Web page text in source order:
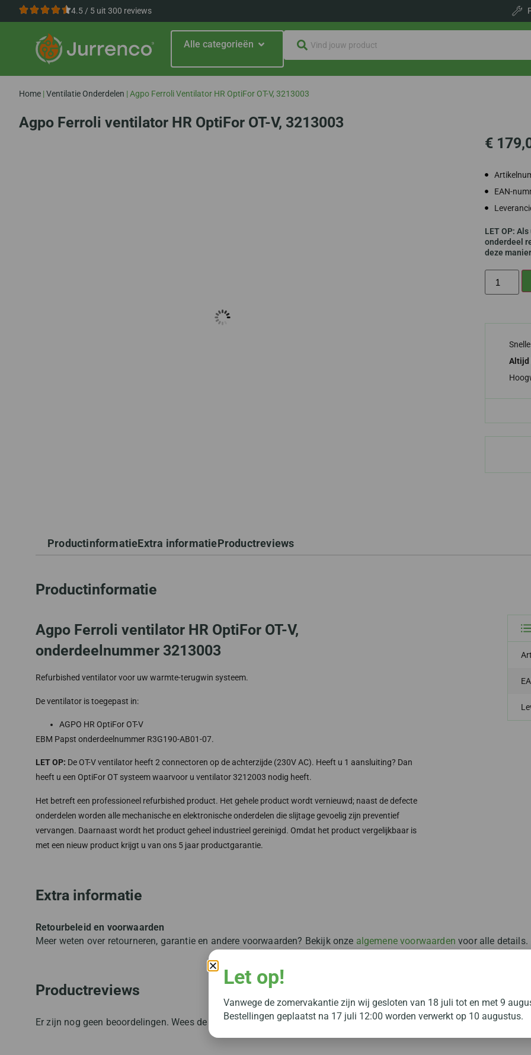
4.5 / 5 uit 300 reviews
Alle categorieën
Home | Ventilatie Onderdelen | Agpo Ferroli Ventilator HR OptiFor OT-V, 3213003
Agpo Ferroli ventilator HR OptiFor OT-V, 3213003
€
EAN-
LET OP:
onderdeel
deze
Altijd
ProductinformatieExtra informatieProductreviews
Productinformatie
Agpo Ferroli ventilator HR OptiFor OT-V,
onderdeelnummer 3213003
Refurbished ventilator voor uw warmte-terugwin systeem.
De ventilator is toegepast in:
AGPO HR OptiFor OT-V
EBM Papst onderdeelnummer R3G190-AB01-07.
LET OP: De OT-V ventilator heeft 2 connectoren op de achterzijde (230V AC). Heeft u 1 aansluiting? Dan
heeft u een OptiFor OT systeem waarvoor u ventilator 3212003 nodig heeft.
Het betreft een professioneel refurbished product. Het gehele product wordt vernieuwd; naast de defecte
onderdelen worden alle mechanische en elektronische onderdelen die slijtage gevoelig zijn preventief
vervangen. Daarnaast wordt het product geheel industrieel gereinigd. Omdat het product vergelijkbaar is
met een nieuw product krijgt u van ons 5 jaar productgarantie.
Extra informatie
Retourbeleid en voorwaarden
Meer weten over retourneren, garantie en andere voorwaarden? Bekijk onze algemene voorwaarden voor alle details.
Productreviews
Er zijn nog geen beoordelingen. Wees de eerste om jouw ervaring te delen!
Let op!
Vanwege de zomervakantie zijn wij gesloten van 18 juli tot en met 9
Bestellingen geplaatst na 17 juli 12:00 worden verwerkt op 10 augustus.